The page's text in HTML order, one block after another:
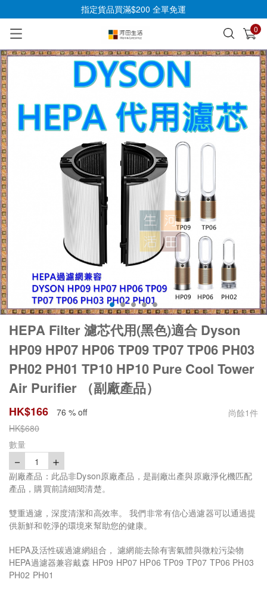
指定貨品買滿$200 全單免運
0
已加入購物車 查看
HEPA Filter 濾芯代用(黑色)適合 Dyson
HP09 HP07 HP06 TP09 TP07 TP06 PH03
PH02 PH01 TP10 HP10 Pure Cool Tower
Air Purifier （副廠產品）
HK$166 76 % off 尚餘1件
HK$680
數量
－ 1 ＋
副廠產品：此品非Dyson原廠產品，是副廠出產與原廠淨化機匹配
產品，購買前請細閱清楚。
雙重過濾，深度清潔和高效率。 我們非常有信心過濾器可以通過提
供新鮮和乾淨的環境來幫助您的健康。
HEPA及活性碳過濾網組合， 濾網能去除有害氣體與微粒污染物
HEPA過濾器兼容戴森 HP09 HP07 HP06 TP09 TP07 TP06 PH03
PH02 PH01